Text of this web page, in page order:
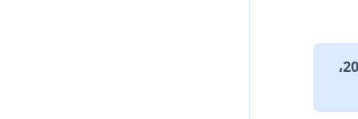
للاطلاع على البيانات والمقالات التاريخية التي تعود لما قبل عام 2020،